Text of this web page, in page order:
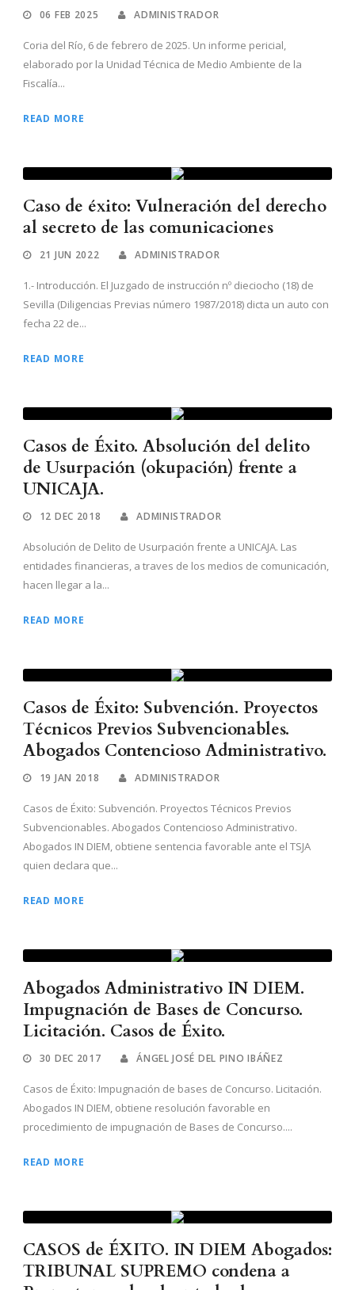
06 FEB 2025 ADMINISTRADOR
Coria del Río, 6 de febrero de 2025. Un informe pericial,
elaborado por la Unidad Técnica de Medio Ambiente de la
Fiscalía...
READ MORE
Caso de éxito: Vulneración del derecho
al secreto de las comunicaciones
21 JUN 2022 ADMINISTRADOR
1.- Introducción. El Juzgado de instrucción nº dieciocho (18) de
Sevilla (Diligencias Previas número 1987/2018) dicta un auto con
fecha 22 de...
READ MORE
Casos de Éxito. Absolución del delito
de Usurpación (okupación) frente a
UNICAJA.
12 DEC 2018 ADMINISTRADOR
Absolución de Delito de Usurpación frente a UNICAJA. Las
entidades financieras, a traves de los medios de comunicación,
hacen llegar a la...
READ MORE
Casos de Éxito: Subvención. Proyectos
Técnicos Previos Subvencionables.
Abogados Contencioso Administrativo.
19 JAN 2018 ADMINISTRADOR
Casos de Éxito: Subvención. Proyectos Técnicos Previos
Subvencionables. Abogados Contencioso Administrativo.
Abogados IN DIEM, obtiene sentencia favorable ante el TSJA
quien declara que...
READ MORE
Abogados Administrativo IN DIEM.
Impugnación de Bases de Concurso.
Licitación. Casos de Éxito.
30 DEC 2017 ÁNGEL JOSÉ DEL PINO IBÁÑEZ
Casos de Éxito: Impugnación de bases de Concurso. Licitación.
Abogados IN DIEM, obtiene resolución favorable en
procedimiento de impugnación de Bases de Concurso....
READ MORE
CASOS de ÉXITO. IN DIEM Abogados:
TRIBUNAL SUPREMO condena a